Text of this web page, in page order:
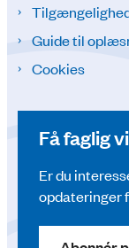
Guide til
Cookies
Få faglig
Er du
opdateringer